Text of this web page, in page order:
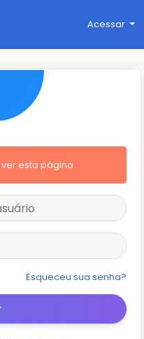
Acessar
esta página
Esqueceu sua senha?